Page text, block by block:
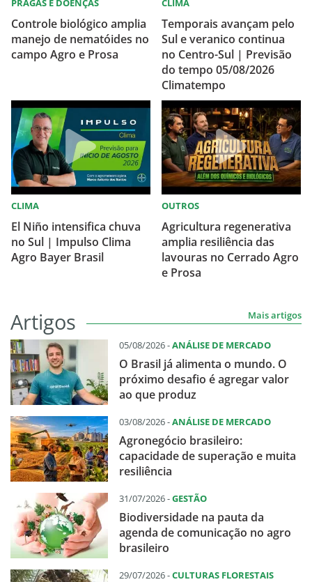
PRAGAS E DOENÇAS
Controle biológico amplia
manejo de nematóides no
campo Agro e Prosa
CLIMA
Temporais avançam pelo
Sul e veranico continua
no Centro-Sul | Previsão
do tempo 05/08/2026
Climatempo
CLIMA
El Niño intensifica chuva
no Sul | Impulso Clima
Agro Bayer Brasil
OUTROS
Agricultura regenerativa
amplia resiliência das
lavouras no Cerrado Agro
e Prosa
Artigos Mais artigos
05/08/2026 -ANÁLISE DE MERCADO
O Brasil já alimenta o mundo. O
próximo desafio é agregar valor
ao que produz
03/08/2026 -ANÁLISE DE MERCADO
Agronegócio brasileiro:
capacidade de superação e muita
resiliência
31/07/2026 -GESTÃO
Biodiversidade na pauta da
agenda de comunicação no agro
brasileiro
29/07/2026 -CULTURAS FLORESTAIS